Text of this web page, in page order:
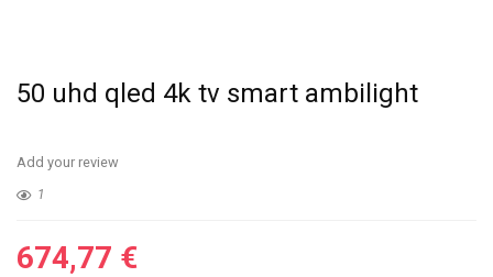
50 uhd qled 4k tv smart ambilight
Add your review
1
674,77 €